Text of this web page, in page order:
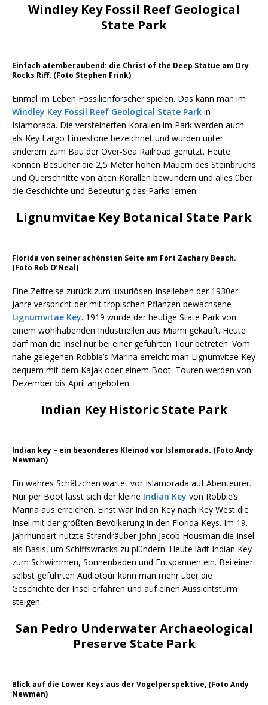
Windley Key Fossil Reef Geological
State Park
Einfach atemberaubend: die Christ of the Deep Statue am Dry
Rocks Riff. (Foto Stephen Frink)
Einmal im Leben Fossilienforscher spielen. Das kann man im
Windley Key Fossil Reef Geological State Park in
Islamorada. Die versteinerten Korallen im Park werden auch
als Key Largo Limestone bezeichnet und wurden unter
anderem zum Bau der Over-Sea Railroad genutzt. Heute
können Besucher die 2,5 Meter hohen Mauern des Steinbruchs
und Querschnitte von alten Korallen bewundern und alles über
die Geschichte und Bedeutung des Parks lernen.
Lignumvitae Key Botanical State Park
Florida von seiner schönsten Seite am Fort Zachary Beach.
(Foto Rob O’Neal)
Eine Zeitreise zurück zum luxuriösen Inselleben der 1930er
Jahre verspricht der mit tropischen Pflanzen bewachsene
Lignumvitae Key. 1919 wurde der heutige State Park von
einem wohlhabenden Industriellen aus Miami gekauft. Heute
darf man die Insel nur bei einer geführten Tour betreten. Vom
nahe gelegenen Robbie’s Marina erreicht man Lignumvitae Key
bequem mit dem Kajak oder einem Boot. Touren werden von
Dezember bis April angeboten.
Indian Key Historic State Park
Indian key – ein besonderes Kleinod vor Islamorada. (Foto Andy
Newman)
Ein wahres Schätzchen wartet vor Islamorada auf Abenteurer.
Nur per Boot lässt sich der kleine Indian Key von Robbie’s
Marina aus erreichen. Einst war Indian Key nach Key West die
Insel mit der größten Bevölkerung in den Florida Keys. Im 19.
Jahrhundert nutzte Strandräuber John Jacob Housman die Insel
als Basis, um Schiffswracks zu plündern. Heute lädt Indian Key
zum Schwimmen, Sonnenbaden und Entspannen ein. Bei einer
selbst geführten Audiotour kann man mehr über die
Geschichte der Insel erfahren und auf einen Aussichtsturm
steigen.
San Pedro Underwater Archaeological
Preserve State Park
Blick auf die Lower Keys aus der Vogelperspektive, (Foto Andy
Newman)